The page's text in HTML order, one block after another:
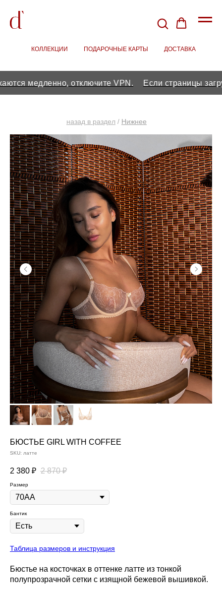
КОЛЛЕКЦИИ ПОДАРОЧНЫЕ КАРТЫ ДОСТАВКА
медленно, отключите VPN. Если страницы
назад в раздел / Нижнее
БЮСТЬЕ GIRL WITH COFFEE
SKU: латте
2 380 ₽ 2 870 ₽
Размер
Бантик
Таблица размеров и инструкция
Бюстье на косточках в оттенке латте из тонкой
полупрозрачной сетки с изящной бежевой вышивкой.